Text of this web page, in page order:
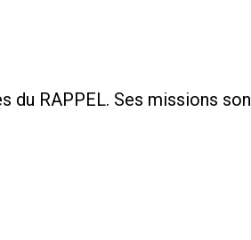
du RAPPEL. Ses missions